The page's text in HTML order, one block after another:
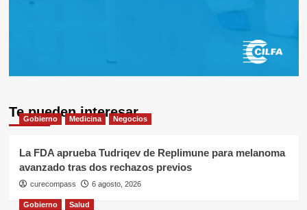
Te pueden interesar
Gobierno Medicina Negocios
La FDA aprueba Tudriqev de Replimune para melanoma
avanzado tras dos rechazos previos
curecompass 6 agosto, 2026
Gobierno Salud